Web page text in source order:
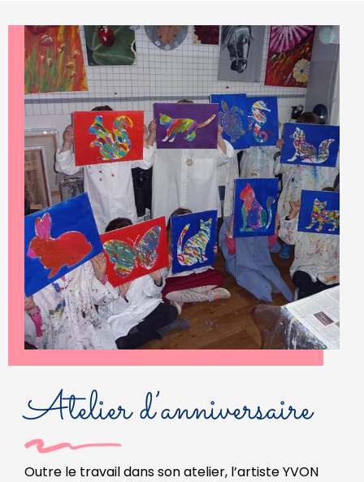
Atelier d’anniversaire
Outre le travail dans son atelier, l’artiste YVON